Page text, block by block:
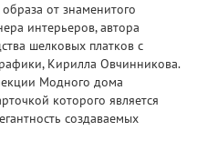
от знаменитого
интерьеров, автора
шелковых платков с
Кирилла Овчинникова.
Модного дома
которого является
создаваемых